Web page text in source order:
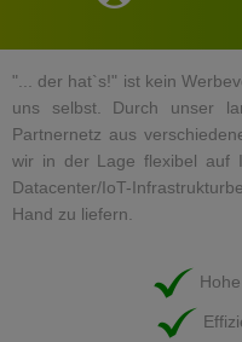
"... der hat`s!" ist kein
uns selbst. Durch unser
Partnernetz aus
wir in der Lage flexibel auf
Datacenter/IoT-
Hand zu liefern.